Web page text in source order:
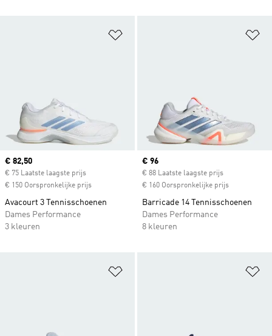
Current price
€ 82,50
€ 75 Laatste laagste prijs
€ 150 Oorspronkelijke prijs
Avacourt 3 Tennisschoenen
Dames Performance
3 kleuren
Current price
€ 96
€ 88 Laatste laagste prijs
€ 160 Oorspronkelijke prijs
Barricade 14 Tennisschoenen
Dames Performance
8 kleuren